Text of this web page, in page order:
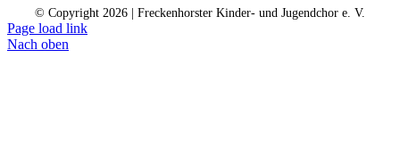
© Copyright 2026 | Freckenhorster Kinder- und Jugendchor e. V.
Page load link
Nach oben